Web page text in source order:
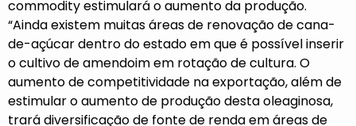
commodity estimulará o aumento da produção.
“Ainda existem muitas áreas de renovação de cana-
de-açúcar dentro do estado em que é possível inserir
o cultivo de amendoim em rotação de cultura. O
aumento de competitividade na exportação, além de
estimular o aumento de produção desta oleaginosa,
trará diversificação de fonte de renda em áreas de